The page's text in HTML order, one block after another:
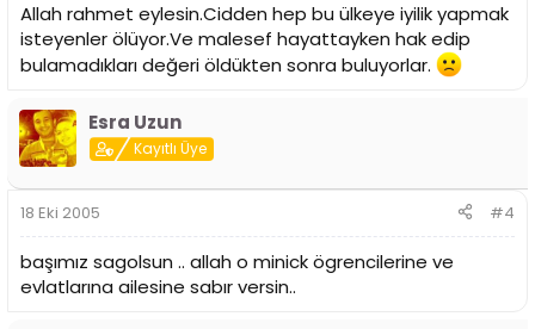
Allah rahmet eylesin.Cidden hep bu ülkeye iyilik yapmak
isteyenler ölüyor.Ve malesef hayattayken hak edip
bulamadıkları değeri öldükten sonra buluyorlar.
Esra Uzun
Kayıtlı Üye
18 Eki 2005 #4
başımız sagolsun .. allah o minick ögrencilerine ve
evlatlarına ailesine sabır versin..